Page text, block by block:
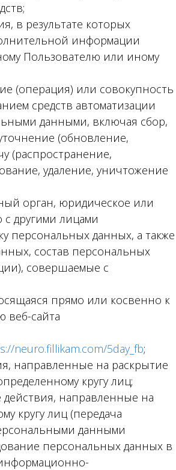
в результате которых
информации
Пользователю или иному
(операция) или совокупность
средств автоматизации
данными, включая сбор,
(обновление,
(распространение,
удаление, уничтожение
орган, юридическое или
другими лицами
персональных данных, а также
состав персональных
совершаемые с
прямо или косвенно к
веб-сайта
neuro.fillikam.com/5day_fb;
направленные на раскрытие
кругу лиц;
направленные на
кругу лиц (передача
данными
персональных данных в